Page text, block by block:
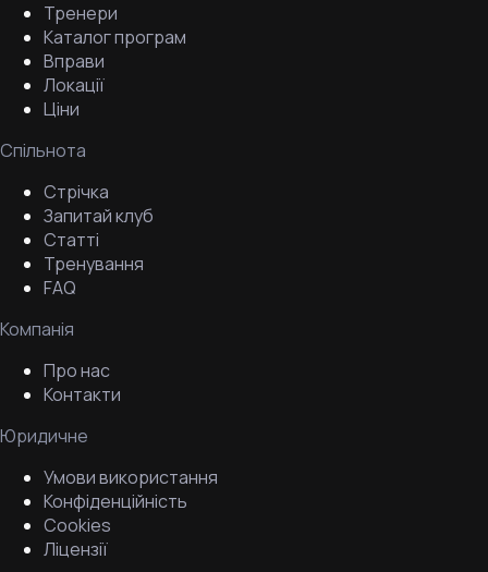
Тренери
Каталог програм
Вправи
Локації
Ціни
Спільнота
Стрічка
Запитай клуб
Статті
Тренування
FAQ
Компанія
Про нас
Контакти
Юридичне
Умови використання
Конфіденційність
Cookies
Ліцензії